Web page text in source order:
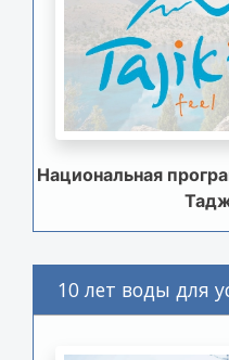
Национальная
10 лет воды для